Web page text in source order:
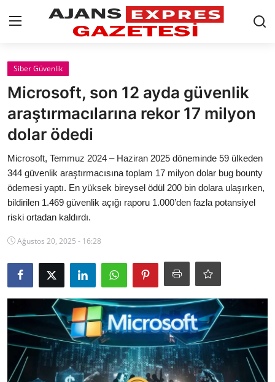
GİRİŞ YAP
AnaSayfa
Eskişehir Siyaset
Siyaset
Türkiye Gündemi
Yerel
Siber Güvenlik
Eğitim
Kütahya
Özel Haber
Teknoloji
Siber Güvenlik
Microsoft, son 12 ayda güvenlik
araştırmacılarına rekor 17 milyon
dolar ödedi
Microsoft, Temmuz 2024 – Haziran 2025 döneminde 59 ülkeden
344 güvenlik araştırmacısına toplam 17 milyon dolar bug bounty
ödemesi yaptı. En yüksek bireysel ödül 200 bin dolara ulaşırken,
bildirilen 1.469 güvenlik açığı raporu 1.000’den fazla potansiyel
riski ortadan kaldırdı.
Ağustos 20, 2025 - 16:28